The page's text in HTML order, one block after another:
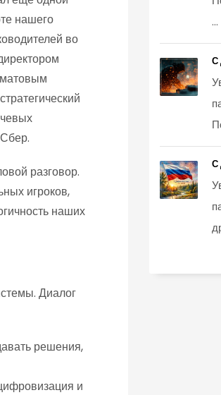
нашего
во
разговор.
игроков,
наших
Диалог
решения,
и
...
С
С